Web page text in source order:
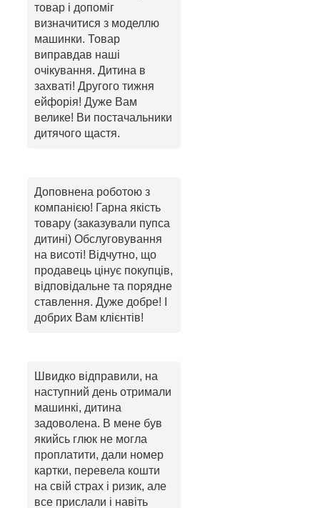
товар і допоміг
визначитися з моделлю
машинки. Товар
виправдав наші
очікування. Дитина в
захваті! Другого тижня
ейфорія! Дуже Вам
велике! Ви постачальники
дитячого щастя.
Доповнена роботою з
компанією! Гарна якість
товару (заказували пупса
дитині) Обслуговування
на висоті! Відчутно, що
продавець цінує покупців,
відповідальне та порядне
ставлення. Дуже добре! І
добрих Вам клієнтів!
Швидко відправили, на
наступний день отримали
машинкі, дитина
задоволена. В мене був
якийсь глюк не могла
проплатити, дали номер
картки, перевела кошти
на свій страх і ризик, але
все прислали і навіть